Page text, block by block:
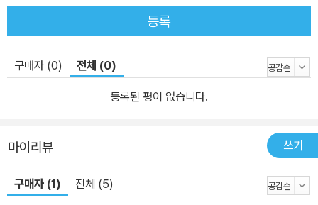
영, 이미상, 김화진, 정이현, 임솔아, 황정은 작가 등이 함께한다. 또한
시즌 2에는 작가 인터뷰를 수록하여 작품 안팎으로 다양한 이야기를
이다. ‖위픽 시리즈 소개‖ 위픽은 위즈덤하우스의 단편소설 시리즈입
니다. ‘단 한 편의 이야기’를 깊게 호흡하는 특별한 경험을 선사합니
작은 조각 하나하나가 모여 당신의 이야기가 되기를, 당신의 가슴에
깊이 새겨질 한 조각의 문학이 되기를 꿈꿉니다.
등록
구매자 (0) 전체 (0)
등록된 평이 없습니다.
마이리뷰 쓰기
구매자 (1) 전체 (5)